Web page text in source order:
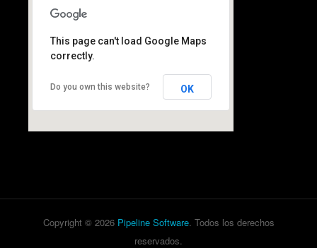
This page can't load Google Maps
correctly.
Do you own this website? OK
Copyright © 2026 Pipeline Software. Todos los derechos
reservados.